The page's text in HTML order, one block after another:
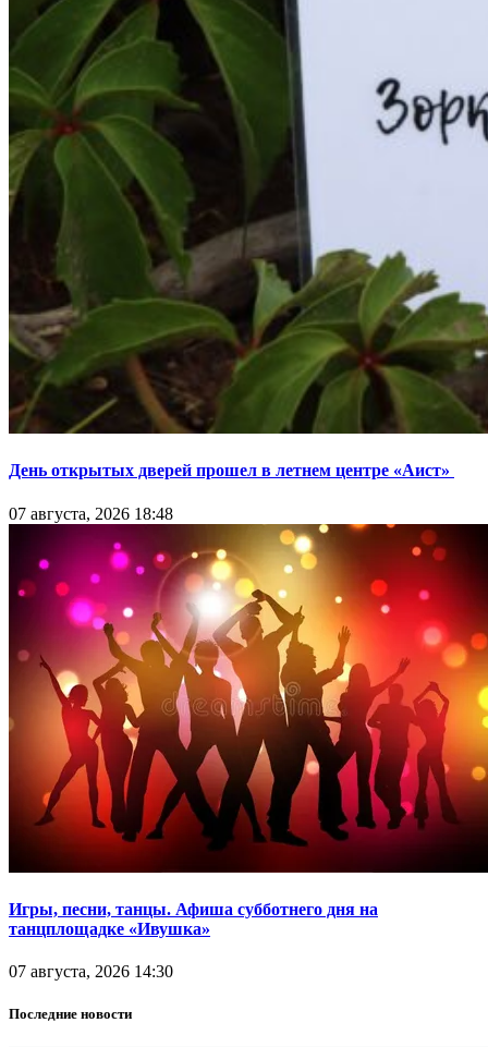
День открытых дверей прошел в летнем центре «Аист»
07 августа, 2026 18:48
Игры, песни, танцы. Афиша субботнего дня на
танцплощадке «Ивушка»
07 августа, 2026 14:30
Последние новости